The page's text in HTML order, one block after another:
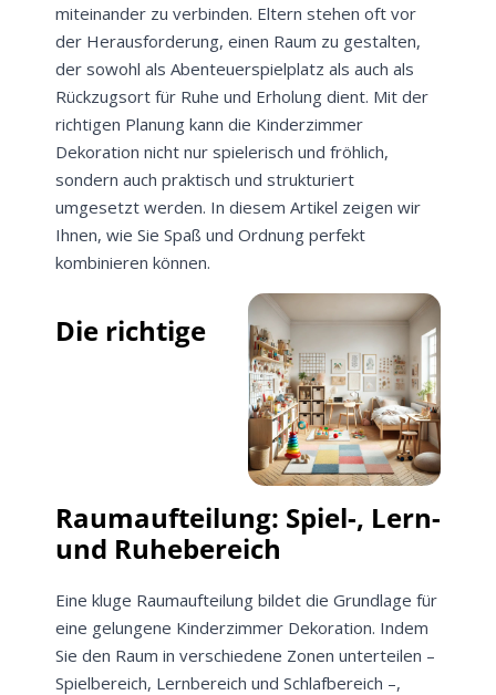
miteinander zu verbinden. Eltern stehen oft vor
der Herausforderung, einen Raum zu gestalten,
der sowohl als Abenteuerspielplatz als auch als
Rückzugsort für Ruhe und Erholung dient. Mit der
richtigen Planung kann die Kinderzimmer
Dekoration nicht nur spielerisch und fröhlich,
sondern auch praktisch und strukturiert
umgesetzt werden. In diesem Artikel zeigen wir
Ihnen, wie Sie Spaß und Ordnung perfekt
kombinieren können.
Die richtige
Raumaufteilung: Spiel-, Lern-
und Ruhebereich
Eine kluge Raumaufteilung bildet die Grundlage für
eine gelungene Kinderzimmer Dekoration. Indem
Sie den Raum in verschiedene Zonen unterteilen –
Spielbereich, Lernbereich und Schlafbereich –,